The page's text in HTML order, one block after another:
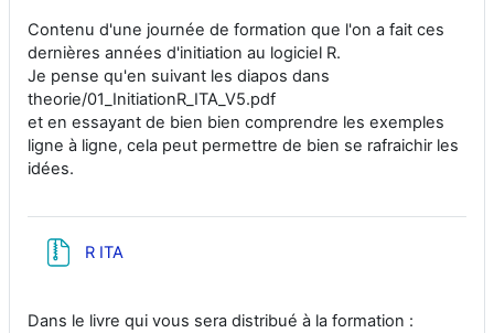
Contenu d'une journée de formation que l'on a fait ces
dernières années d'initiation au logiciel R.
Je pense qu'en suivant les diapos dans
theorie/01_InitiationR_ITA_V5.pdf
et en essayant de bien bien comprendre les exemples
ligne à ligne, cela peut permettre de bien se rafraichir les
idées.
R ITA
Dans le livre qui vous sera distribué à la formation :